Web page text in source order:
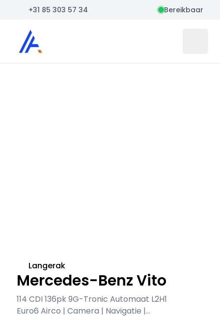
+31 85 303 57 34 Bereikbaar
Auto Atlas
Mercedes-Benz Vito
114 CDI 136pk 9G-Tronic Automaat L2H1
Euro6 Airco | Camera | Navigatie |
Langerak